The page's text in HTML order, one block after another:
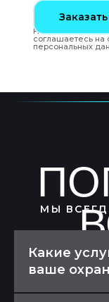
Нажимая на
соглашаетесь на
персональных
МЫ
Какие
ваше